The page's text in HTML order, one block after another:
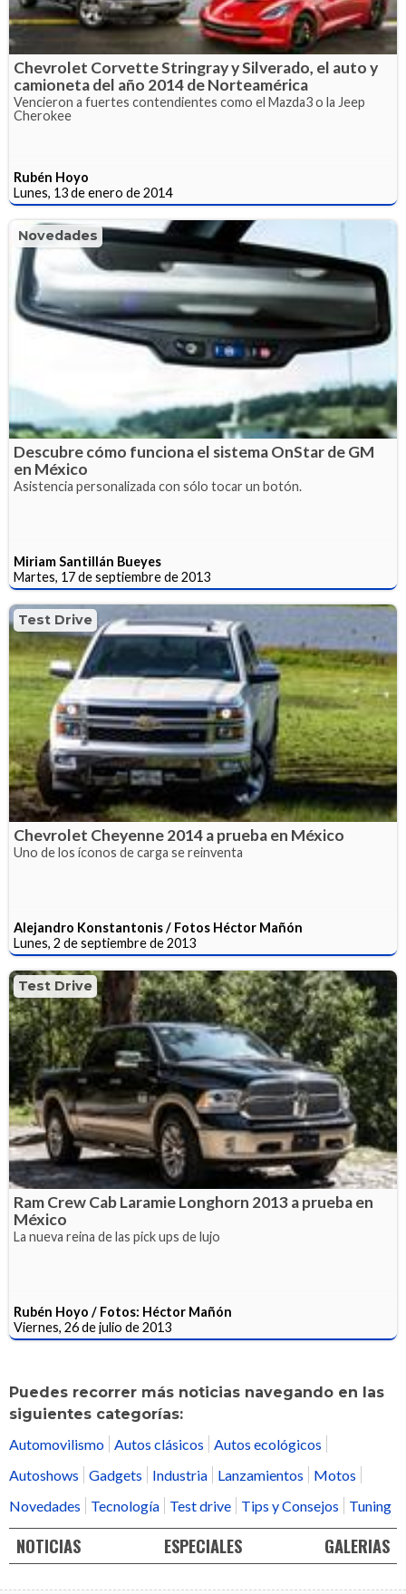
Chevrolet Corvette Stringray y Silverado, el auto y
camioneta del año 2014 de Norteamérica
Vencieron a fuertes contendientes como el Mazda3 o la Jeep
Cherokee
Rubén Hoyo
Lunes, 13 de enero de 2014
Novedades
Descubre cómo funciona el sistema OnStar de GM
en México
Asistencia personalizada con sólo tocar un botón.
Miriam Santillán Bueyes
Martes, 17 de septiembre de 2013
Test Drive
Chevrolet Cheyenne 2014 a prueba en México
Uno de los íconos de carga se reinventa
Alejandro Konstantonis / Fotos Héctor Mañón
Lunes, 2 de septiembre de 2013
Test Drive
Ram Crew Cab Laramie Longhorn 2013 a prueba en
México
La nueva reina de las pick ups de lujo
Rubén Hoyo / Fotos: Héctor Mañón
Viernes, 26 de julio de 2013
Puedes recorrer más noticias navegando en las
siguientes categorías:
Automovilismo Autos clásicos
Autos ecológicos
Autoshows
Gadgets Industria Lanzamientos
Motos
Novedades
Tecnología Test drive Tips y Consejos Tuning
NOTICIAS ESPECIALES GALERIAS